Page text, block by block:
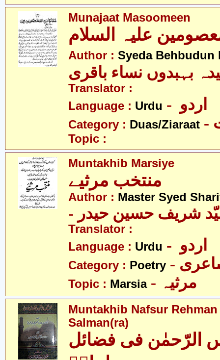
Munajaat Masoomeen
Author : Syeda Behbudun
بہبدوں نساء باقری
Translator :
Language : Urdu
Category : Duas/Ziaraat
Topic :
Muntakhib Marsiye
منتخب مرثیے
Author : Master Syed
شریف حسین حیدر
Translator :
Language : Urdu
Category : Poetry
Topic : Marsia - مرثیہ
Muntakhib Nafsur Rehman
Salman(ra)
الرّحمٰن فی فضائل